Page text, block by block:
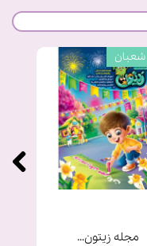
مجله زیتون شماره 9
شعبان